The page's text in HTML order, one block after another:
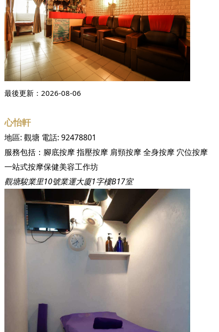
最後更新： 2026-08-06
心怡軒
地區: 觀塘電話: 92478801
服務包括： 腳底按摩指壓按摩 肩頸按摩全身按摩 穴位按摩
一站式按摩保健美容工作坊
觀塘駿業里10號業運大廈1字樓B17室